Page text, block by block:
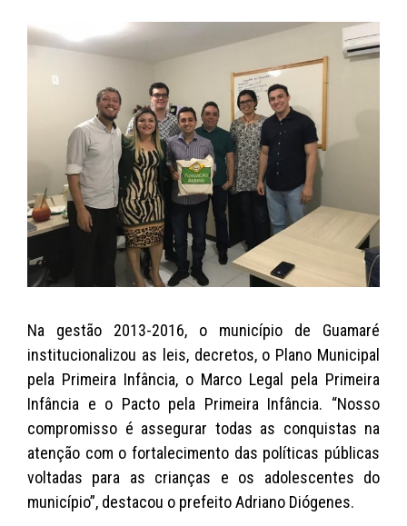
Na gestão 2013-2016, o município de Guamaré
institucionalizou as leis, decretos, o Plano Municipal
pela Primeira Infância, o Marco Legal pela Primeira
Infância e o Pacto pela Primeira Infância. “Nosso
compromisso é assegurar todas as conquistas na
atenção com o fortalecimento das políticas públicas
voltadas para as crianças e os adolescentes do
município”, destacou o prefeito Adriano Diógenes.